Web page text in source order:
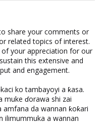
share your comments or
related topics of interest.
of your appreciation for our
this extensive and
and engagement.
ko tambayoyi a ƙasa.
muke ɗorawa shi zai
da wannan ƙoƙari
ilimummuka a wannan